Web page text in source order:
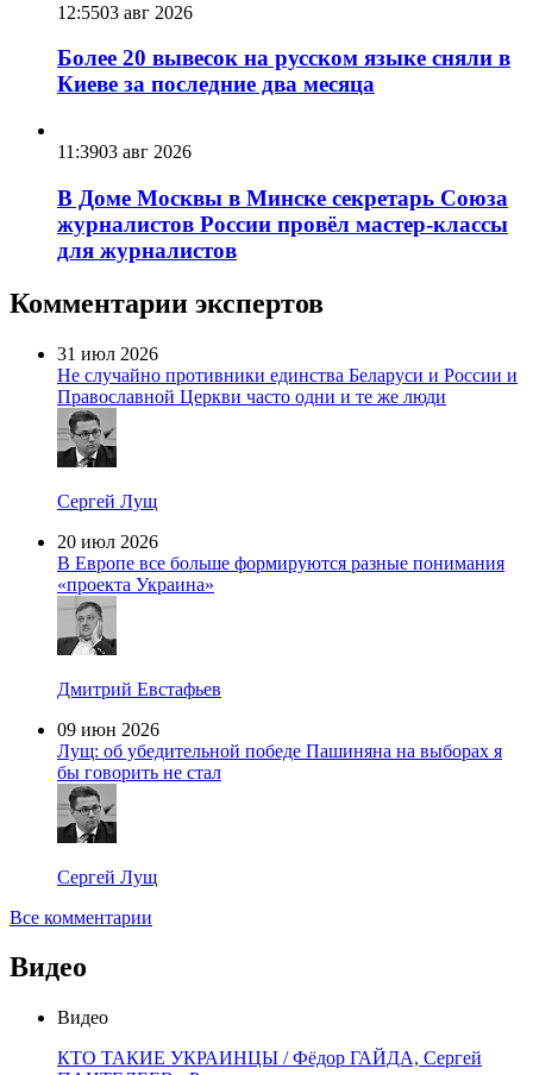
12:5503 авг 2026
Более 20 вывесок на русском языке сняли в
Киеве за последние два месяца
11:3903 авг 2026
В Доме Москвы в Минске секретарь Союза
журналистов России провёл мастер-классы
для журналистов
Комментарии экспертов
31 июл 2026
Не случайно противники единства Беларуси и России и
Православной Церкви часто одни и те же люди
Сергей Лущ
20 июл 2026
В Европе все больше формируются разные понимания
«проекта Украина»
Дмитрий Евстафьев
09 июн 2026
Лущ: об убедительной победе Пашиняна на выборах я
бы говорить не стал
Сергей Лущ
Все комментарии
Видео
Видео
КТО ТАКИЕ УКРАИНЦЫ / Фёдор ГАЙДА, Сергей